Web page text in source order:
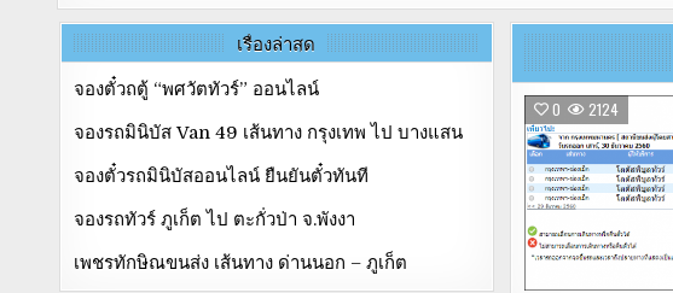
0 2124
เรื่องล่าสุด
จองตั๋วถตู้ “พศวัตทัวร์” ออนไลน์
จองรถมินิบัส Van 49 เส้นทาง กรุงเทพ ไป บางแสน
จองตั๋วรถมินิบัสออนไลน์ ยืนยันตั๋วทันที
จองรถทัวร์ ภูเก็ต ไป ตะกั่วป่า จ.พังงา
เพชรทักษิณขนส่ง เส้นทาง ด่านนอก – ภูเก็ต